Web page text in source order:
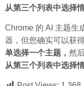
从第三个列表中选择情
Chrome 的 AI 主题生
器，但您确实可以获
单选择一个主题， 然
从第三个列表中选择情